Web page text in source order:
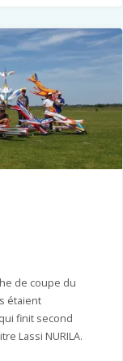
de coupe du
étaient
finit second
Lassi NURILA.